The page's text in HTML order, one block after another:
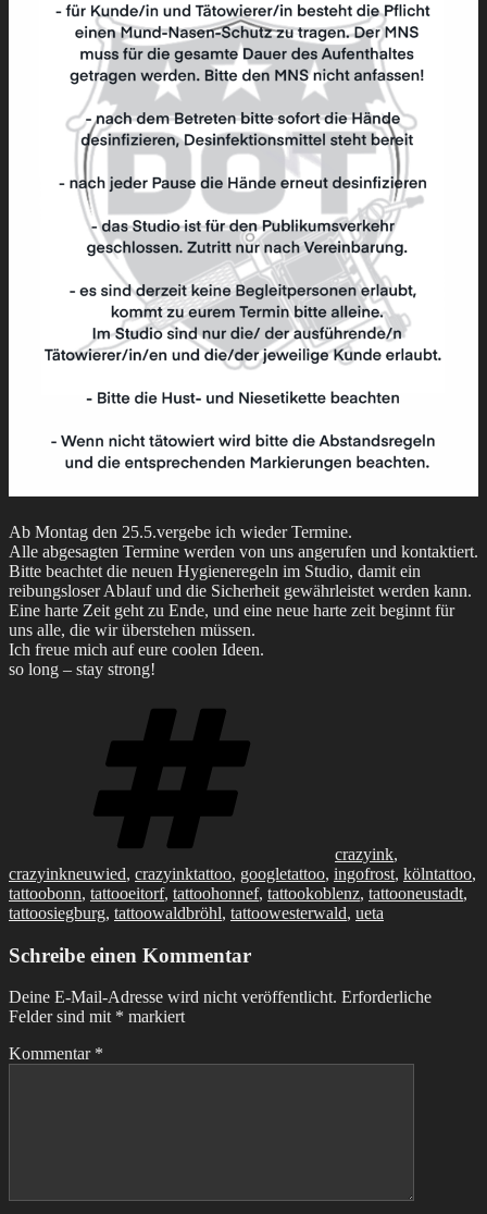
Ab Montag den 25.5.vergebe ich wieder Termine.
Alle abgesagten Termine werden von uns angerufen und kontaktiert.
Bitte beachtet die neuen Hygieneregeln im Studio, damit ein
reibungsloser Ablauf und die Sicherheit gewährleistet werden kann.
Eine harte Zeit geht zu Ende, und eine neue harte zeit beginnt für
uns alle, die wir überstehen müssen.
Ich freue mich auf eure coolen Ideen.
so long – stay strong!
crazyink,
crazyinkneuwied, crazyinktattoo, googletattoo, ingofrost, kölntattoo,
tattoobonn, tattooeitorf, tattoohonnef, tattookoblenz, tattooneustadt,
tattoosiegburg, tattoowaldbröhl, tattoowesterwald, ueta
Schreibe einen Kommentar
Deine E-Mail-Adresse wird nicht veröffentlicht. Erforderliche
Felder sind mit * markiert
Kommentar *